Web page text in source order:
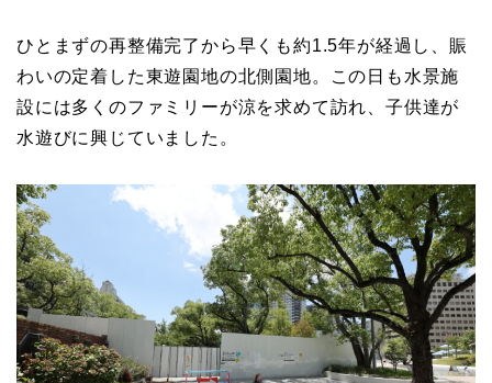
ひとまずの再整備完了から早くも約1.5年が経過し、賑
わいの定着した東遊園地の北側園地。この日も水景施
設には多くのファミリーが涼を求めて訪れ、子供達が
水遊びに興じていました。